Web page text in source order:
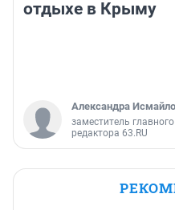
отдыхе в Крыму
Александра
заместитель главного
редактора 63.RU